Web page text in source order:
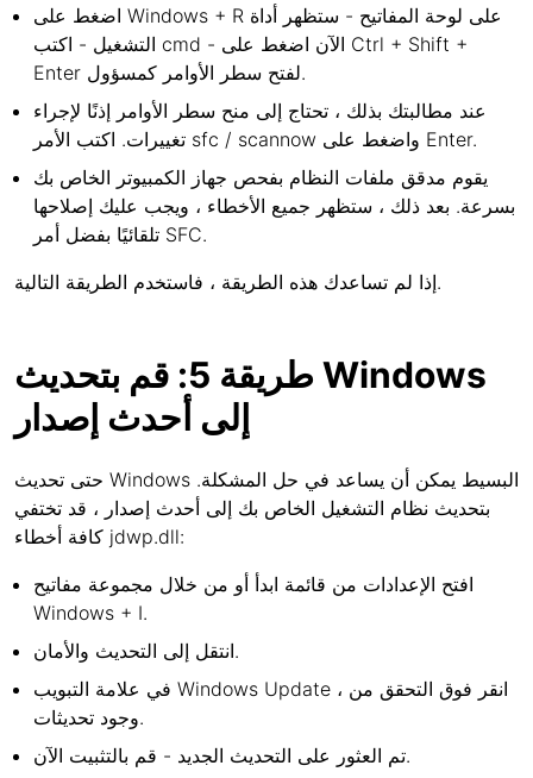
اضغط على Windows + R على لوحة المفاتيح - ستظهر أداة
التشغيل - اكتب cmd - الآن اضغط على Ctrl + Shift +
Enter لفتح سطر الأوامر كمسؤول.
عند مطالبتك بذلك ، تحتاج إلى منح سطر الأوامر إذنًا لإجراء
تغييرات. اكتب الأمر sfc / scannow واضغط على Enter.
يقوم مدقق ملفات النظام بفحص جهاز الكمبيوتر الخاص بك
بسرعة. بعد ذلك ، ستظهر جميع الأخطاء ، ويجب عليك إصلاحها
تلقائيًا بفضل أمر SFC.
إذا لم تساعدك هذه الطريقة ، فاستخدم الطريقة التالية.
طريقة 5: قم بتحديث Windows
إلى أحدث إصدار
حتى تحديث Windows البسيط يمكن أن يساعد في حل المشكلة.
بتحديث نظام التشغيل الخاص بك إلى أحدث إصدار ، قد تختفي
كافة أخطاء jdwp.dll:
افتح الإعدادات من قائمة ابدأ أو من خلال مجموعة مفاتيح
Windows + I.
انتقل إلى التحديث والأمان.
في علامة التبويب Windows Update ، انقر فوق التحقق من
وجود تحديثات.
تم العثور على التحديث الجديد - قم بالتثبيت الآن.